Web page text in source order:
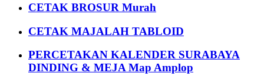
CETAK BROSUR Murah
CETAK MAJALAH TABLOID
PERCETAKAN KALENDER SURABAYA
DINDING & MEJA Map Amplop